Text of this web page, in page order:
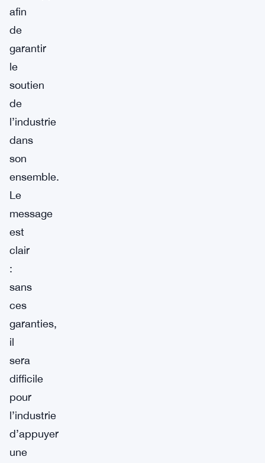
afin
de
garantir
le
soutien
de
l’industrie
dans
son
ensemble.
Le
message
est
clair
:
sans
ces
garanties,
il
sera
difficile
pour
l’industrie
d’appuyer
une